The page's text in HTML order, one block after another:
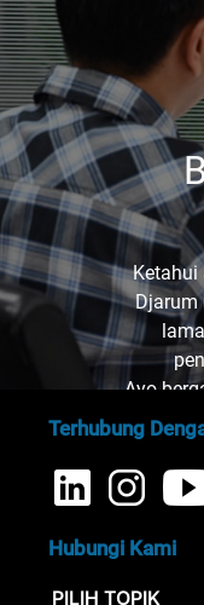
Ketahui
Djarum
Ayo
Terhubung
Hubungi Kami